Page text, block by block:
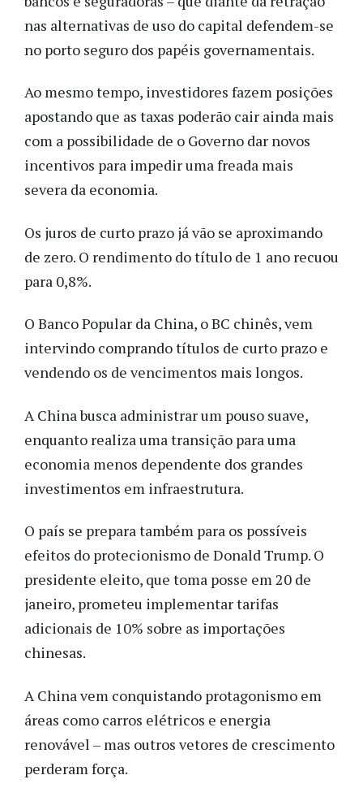
nas alternativas de uso do capital defendem-se
no porto seguro dos papéis governamentais.
Ao mesmo tempo, investidores fazem posições
apostando que as taxas poderão cair ainda mais
com a possibilidade de o Governo dar novos
incentivos para impedir uma freada mais
severa da economia.
Os juros de curto prazo já vão se aproximando
de zero. O rendimento do título de 1 ano recuou
para 0,8%.
O Banco Popular da China, o BC chinês, vem
intervindo comprando títulos de curto prazo e
vendendo os de vencimentos mais longos.
A China busca administrar um pouso suave,
enquanto realiza uma transição para uma
economia menos dependente dos grandes
investimentos em infraestrutura.
O país se prepara também para os possíveis
efeitos do protecionismo de Donald Trump. O
presidente eleito, que toma posse em 20 de
janeiro, prometeu implementar tarifas
adicionais de 10% sobre as importações
chinesas.
A China vem conquistando protagonismo em
áreas como carros elétricos e energia
renovável – mas outros vetores de crescimento
perderam força.